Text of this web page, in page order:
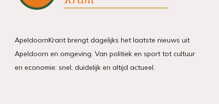
ApeldoornKrant brengt dagelijks het laatste nieuws uit
Apeldoorn en omgeving. Van politiek en sport tot cultuur
en economie: snel, duidelijk en altijd actueel.